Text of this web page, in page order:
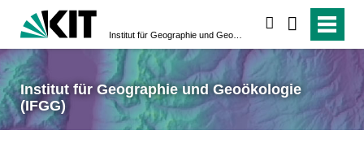
Institut für Geographie und Geoökologie
(IFGG)